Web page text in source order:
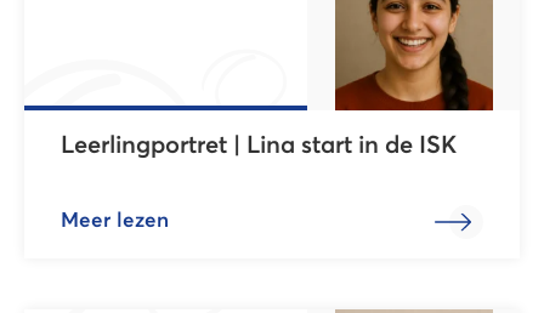
Leerlingportret | Lina start in de ISK
Meer lezen